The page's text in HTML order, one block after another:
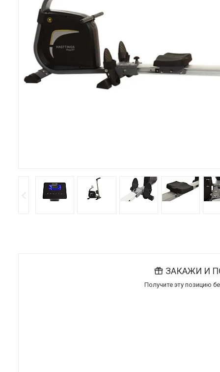
ЗАКАЖИ И
Получите эту позицию